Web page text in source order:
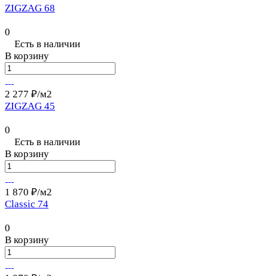
ZIGZAG 68
0
Есть в наличии
В корзину
2 277 ₽/м2
ZIGZAG 45
0
Есть в наличии
В корзину
1 870 ₽/м2
Classic 74
0
В корзину